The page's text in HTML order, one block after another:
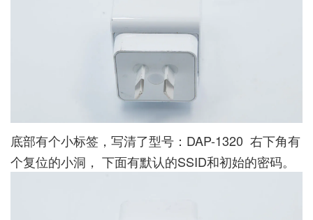
底部有个小标签，写清了型号：DAP-1320 右下角有
个复位的小洞， 下面有默认的SSID和初始的密码。